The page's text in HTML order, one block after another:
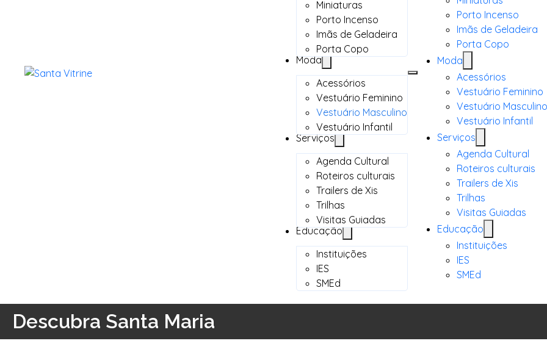
Miniaturas
Porto Incenso
Imãs de Geladeira
Porta Copo
Moda
Acessórios
Vestuário Feminino
Vestuário Masculino
Vestuário Infantil
Serviços
Agenda Cultural
Roteiros culturais
Trailers de Xis
Trilhas
Visitas Guiadas
Educação
Instituições
IES
SMEd
Porto Incenso
Imãs de Geladeira
Porta Copo
Moda
Acessórios
Vestuário Feminino
Vestuário
Vestuário Infantil
Serviços
Agenda Cultural
Roteiros culturais
Trailers de Xis
Trilhas
Visitas Guiadas
Educação
Instituições
IES
SMEd
Descubra Santa Maria